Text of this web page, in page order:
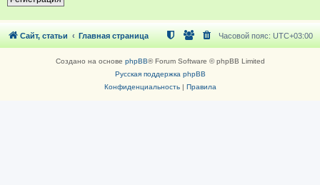
Сайт, статьи Главная страница Часовой пояс: UTC+03:00
Создано на основе phpBB® Forum Software © phpBB Limited
Русская поддержка phpBB
Конфиденциальность| Правила